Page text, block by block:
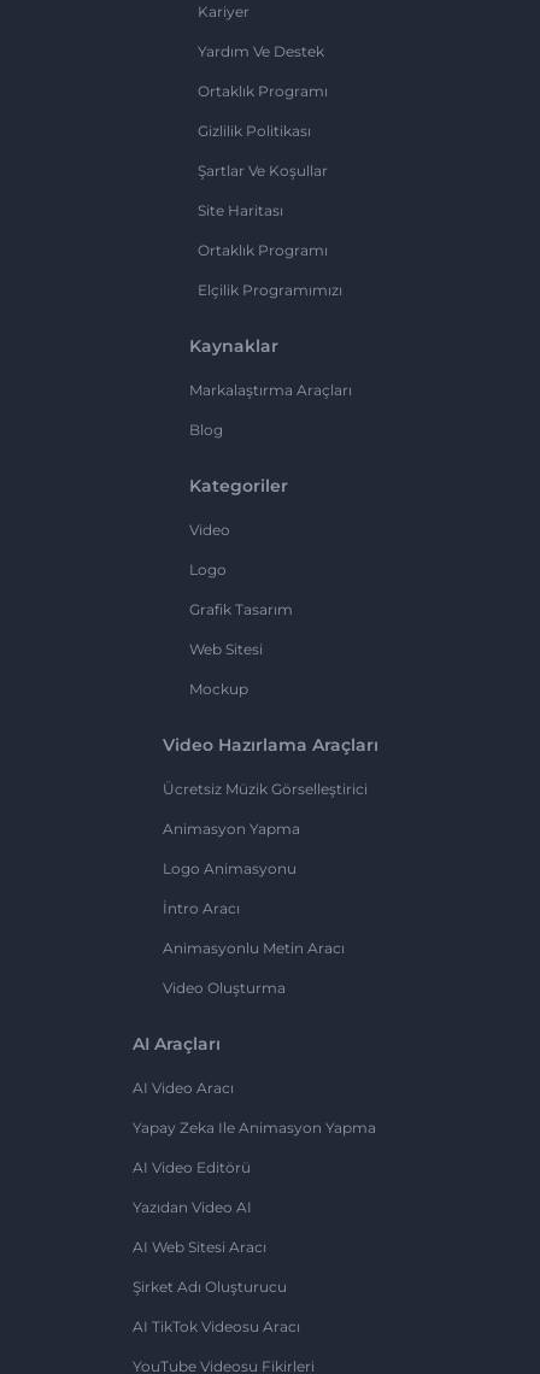
Kariyer
Yardım Ve Destek
Ortaklık Programı
Gizlilik Politikası
Şartlar Ve Koşullar
Site Haritası
Ortaklık Programı
Elçilik Programımızı
Kaynaklar
Markalaştırma Araçları
Blog
Kategoriler
Video
Logo
Grafik Tasarım
Web Sitesi
Mockup
Video Hazırlama Araçları
Ücretsiz Müzik Görselleştirici
Animasyon Yapma
Logo Animasyonu
İntro Aracı
Animasyonlu Metin Aracı
Video Oluşturma
AI Araçları
AI Video Aracı
Yapay Zeka Ile Animasyon Yapma
AI Video Editörü
Yazıdan Video AI
AI Web Sitesi Aracı
Şirket Adı Oluşturucu
AI TikTok Videosu Aracı
YouTube Videosu Fikirleri